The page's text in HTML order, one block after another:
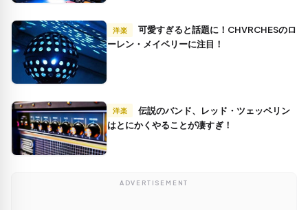
洋楽
ーレン・メイベリーに注目！
洋楽
はとにかくやることが凄すぎ！
ADVERTISEMENT